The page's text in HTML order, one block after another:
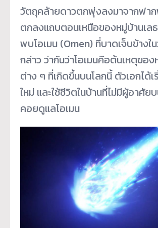
วัตถุคล้ายดาวตกพุ่งลงมาจากฟาก
ตกลงแถบตอนเหนือของหมู่บ้านเล
พบโอเมน (Omen) ที่บาดเจ็บข้างใ
กล่าว ว่ากันว่าโอเมนคือต้นเหตุของ
ต่าง ๆ ที่เกิดขึ้นบนโลกนี้ ตัวเอกได้
ใหม่ และใช้ชีวิตในบ้านที่ไม่มีผู้อาศัยบ
คอยดูแลโอเมน